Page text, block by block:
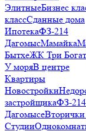
ЭлитныеБизнес
классСданные дома
ИпотекаФЗ-214
ДагомысМамайка
БытхеЖК Три
У моряВ центре
Квартиры
Новостройки
застройщикаФЗ-214
Дагомысе
Студии